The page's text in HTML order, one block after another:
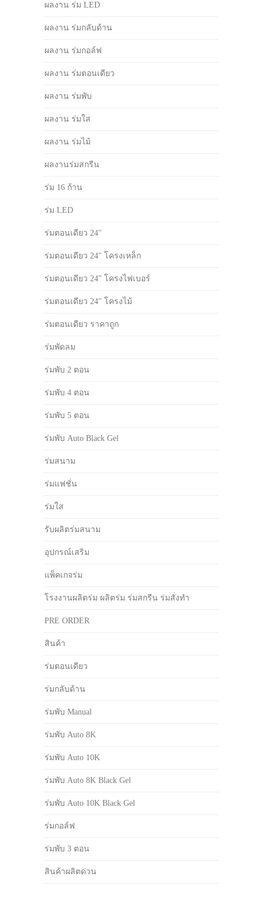
ผลงาน ร่ม LED
ผลงาน ร่มกลับด้าน
ผลงาน ร่มกอล์ฟ
ผลงาน ร่มตอนเดียว
ผลงาน ร่มพับ
ผลงาน ร่มใส
ผลงาน ร่มไม้
ผลงานร่มสกรีน
ร่ม 16 ก้าน
ร่ม LED
ร่มตอนเดียว 24"
ร่มตอนเดียว 24" โครงเหล็ก
ร่มตอนเดียว 24" โครงไฟเบอร์
ร่มตอนเดียว 24" โครงไม้
ร่มตอนเดียว ราคาถูก
ร่มพัดลม
ร่มพับ 2 ตอน
ร่มพับ 4 ตอน
ร่มพับ 5 ตอน
ร่มพับ Auto Black Gel
ร่มสนาม
ร่มแฟชั่น
ร่มใส
รับผลิตร่มสนาม
อุปกรณ์เสริม
แพ็คเกจร่ม
โรงงานผลิตร่ม ผลิตร่ม ร่มสกรีน ร่มสั่งทำ
PRE ORDER
สินค้า
ร่มตอนเดียว
ร่มกลับด้าน
ร่มพับ Manual
ร่มพับ Auto 8K
ร่มพับ Auto 10K
ร่มพับ Auto 8K Black Gel
ร่มพับ Auto 10K Black Gel
ร่มกอล์ฟ
ร่มพับ 3 ตอน
สินค้าผลิตด่วน